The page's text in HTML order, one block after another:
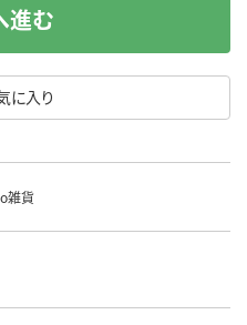
に入り
進む
雑貨